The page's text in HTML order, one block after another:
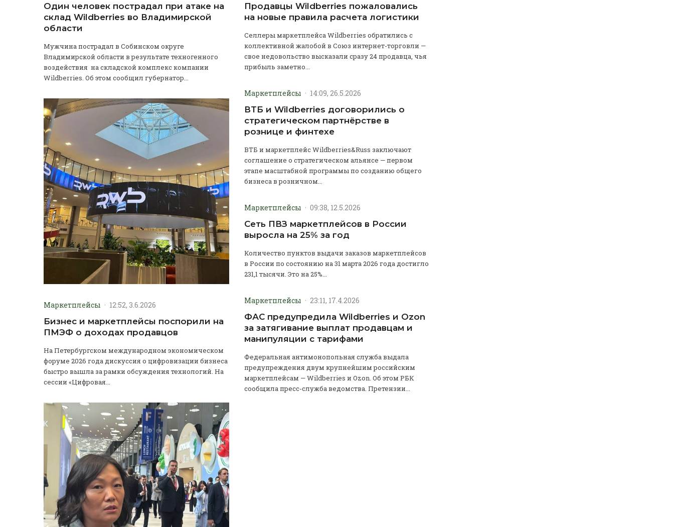
Один человек пострадал при атаке на
склад Wildberries во Владимирской
области
Мужчина пострадал в Собинском округе
Владимирской области в результате техногенного
воздействия на складской комплекс компании
Wildberries. Об этом сообщил губернатор...
Маркетплейсы · 12:52, 3.6.2026
Бизнес и маркетплейсы поспорили на
ПМЭФ о доходах продавцов
На Петербургском международном экономическом
форуме 2026 года дискуссия о цифровизации бизнеса
быстро вышла за рамки обсуждения технологий. На
сессии «Цифровая...
Продавцы Wildberries пожаловались
на новые правила расчета логистики
Селлеры маркетплейса Wildberries обратились с
коллективной жалобой в Союз интернет-торговли —
свое недовольство высказали сразу 24 продавца, чья
прибыль заметно...
Маркетплейсы · 14:09, 26.5.2026
ВТБ и Wildberries договорились о
стратегическом партнёрстве в
рознице и финтехе
ВТБ и маркетплейс Wildberries&Russ заключают
соглашение о стратегическом альянсе — первом
этапе масштабной программы по созданию общего
бизнеса в розничном...
Маркетплейсы · 09:38, 12.5.2026
Сеть ПВЗ маркетплейсов в России
выросла на 25% за год
Количество пунктов выдачи заказов маркетплейсов
в России по состоянию на 31 марта 2026 года достигло
231,1 тысячи. Это на 25%...
Маркетплейсы · 23:11, 17.4.2026
ФАС предупредила Wildberries и Ozon
за затягивание выплат продавцам и
манипуляции с тарифами
Федеральная антимонопольная служба выдала
предупреждения двум крупнейшим российским
маркетплейсам — Wildberries и Ozon. Об этом РБК
сообщила пресс-служба ведомства. Претензии...